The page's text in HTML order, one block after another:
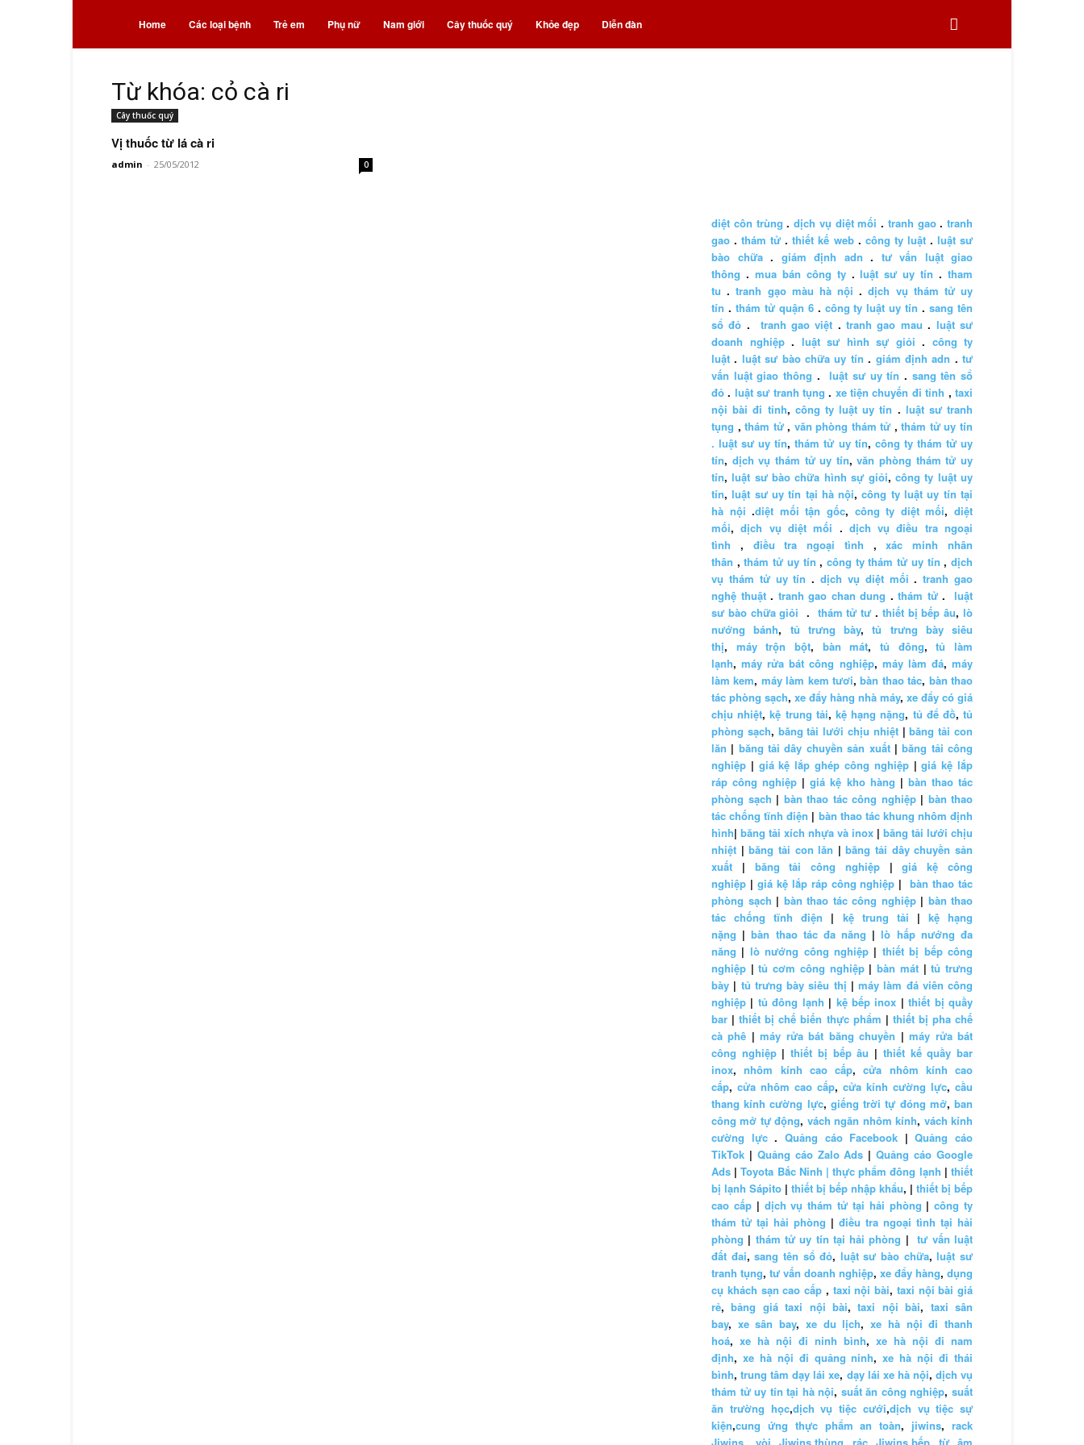
Bệnh
thuốc
Home Các loại bệnh Trẻ em Phụ nữ Nam giới Cây thuốc quý Khỏe đẹp Diễn đàn
Từ khóa: cỏ cà ri
Cây thuốc quý
Vị thuốc từ lá cà ri
admin - 25/05/2012 0
diệt côn trùng . dịch vụ diệt mối . tranh gao. tranh
gao .thám tử .thiết kế web. công ty luật.luật sư
bào chữa. giám định adn . tư vấn luật giao
thông . mua bán công ty.luật sư uy tín .tham
tu .tranh gạo màu hà nội .dịch vụ thám tử uy
tín . thám tử quận 6. công ty luật uy tín .sang tên
sổ đỏ . tranh gao việt .tranh gao mau . luật sư
doanh nghiệp. luật sư hình sự giỏi . công ty
luật . luật sư bào chữa uy tín . giám định adn .tư
vấn luật giao thông .luật sư uy tín . sang tên sổ
đỏ . luật sư tranh tụng . xe tiện chuyến đi tỉnh ,taxi
nội bài đi tỉnh, công ty luật uy tín . luật sư tranh
tụng ,thám tử, văn phòng thám tử ,thám tử uy tín
. luật sư uy tín,thám tử uy tín, công ty thám tử uy
tín, dịch vụ thám tử uy tín,văn phòng thám tử uy
tín,luật sư bào chữa hình sự giỏi, công ty luật uy
tín,luật sư uy tín tại hà nội,công ty luật uy tín tại
hà nội.diệt mối tận gốc, công ty diệt mối,diệt
mối,dịch vụ diệt mối . dịch vụ điều tra ngoại
tình , điều tra ngoại tình ,xác minh nhân
thân ,thám tử uy tín ,công ty thám tử uy tín ,dịch
vụ thám tử uy tín .dịch vụ diệt mối .tranh gao
nghệ thuật. tranh gao chan dung . thám tử. luật
sư bào chữa giỏi . thám tử tư . thiết bị bếp âu,lò
nướng bánh, tủ trưng bày,tủ trưng bày siêu
thị, máy trộn bột, bàn mát,tủ đông,tủ làm
lạnh,máy rửa bát công nghiệp, máy làm đá,máy
làm kem, máy làm kem tươi,bàn thao tác, bàn thao
tác phòng sạch, xe đẩy hàng nhà máy, xe đẩy có giá
chịu nhiệt,kệ trung tải, kệ hạng nặng, tủ để đồ,tủ
phòng sạch, băng tải lưới chịu nhiệt|băng tải con
lăn | băng tải dây chuyền sản xuất|băng tải công
nghiệp | giá kệ lắp ghép công nghiệp|giá kệ lắp
ráp công nghiệp |giá kệ kho hàng | bàn thao tác
phòng sạch | bàn thao tác công nghiệp| bàn thao
tác chống tĩnh điện | bàn thao tác khung nhôm định
hình| băng tải xích nhựa và inox | băng tải lưới chịu
nhiệt |băng tải con lăn |băng tải dây chuyền sản
xuất | băng tải công nghiệp|giá kệ công
nghiệp | giá kệ lắp ráp công nghiệp |bàn thao tác
phòng sạch | bàn thao tác công nghiệp| bàn thao
tác chống tĩnh điện | kệ trung tải | kệ hạng
nặng |bàn thao tác đa năng |lò hấp nướng đa
năng | lò nướng công nghiệp | thiết bị bếp công
nghiệp |tủ cơm công nghiệp|bàn mát|tủ trưng
bày | tủ trưng bày siêu thị | máy làm đá viên công
nghiệp | tủ đông lạnh | kệ bếp inox |thiết bị quầy
bar |thiết bị chế biến thực phẩm | thiết bị pha chế
cà phê |máy rửa bát băng chuyền |máy rửa bát
công nghiệp|thiết bị bếp âu | thiết kế quầy bar
inox,nhôm kính cao cấp,cửa nhôm kính cao
cấp, cửa nhôm cao cấp, cửa kính cường lực, cầu
thang kính cường lực, giếng trời tự đóng mở,ban
công mở tự động, vách ngăn nhôm kính, vách kính
cường lực. Quảng cáo Facebook |Quảng cáo
TikTok | Quảng cáo Zalo Ads |Quảng cáo Google
Ads |Toyota Bắc Ninh | thực phẩm đông lạnh |thiết
bị lạnh Sápito | thiết bị bếp nhập khẩu, | thiết bị bếp
cao cấp| dịch vụ thám tử tại hải phòng |công ty
thám tử tại hải phòng | điều tra ngoại tình tại hải
phòng | thám tử uy tín tại hải phòng |tư vấn luật
đất đai,sang tên sổ đỏ, luật sư bào chữa,luật sư
tranh tụng, tư vấn doanh nghiệp, xe đẩy hàng, dụng
cụ khách sạn cao cấp , taxi nội bài, taxi nội bài giá
rẻ,bảng giá taxi nội bài,taxi nội bài, taxi sân
bay, xe sân bay, xe du lịch,xe hà nội đi thanh
hoá, xe hà nội đi ninh bình, xe hà nội đi nam
định, xe hà nội đi quảng ninh,xe hà nội đi thái
bình,trung tâm dạy lái xe, dạy lái xe hà nội, dịch vụ
thám tử uy tín tại hà nội, suất ăn công nghiệp,suất
ăn trường học,dịch vụ tiệc cưới,dịch vụ tiệc sự
kiện,cung ứng thực phẩm an toàn, jiwins,rack